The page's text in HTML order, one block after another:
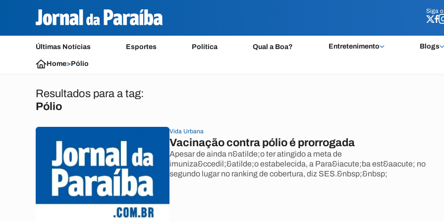
Siga o
Últimas Notícias Esportes Política Qual a Boa? Entretenimento Blogs
Siga o
Home>Pólio
Resultados para a tag:
Pólio
Vida Urbana
Vacinação contra pólio é prorrogada
Apesar de ainda n&atilde;o ter atingido a meta de
imuniza&ccedil;&atilde;o estabelecida, a Para&iacute;ba est&aacute; no
segundo lugar no ranking de cobertura, diz SES.&nbsp;&nbsp;